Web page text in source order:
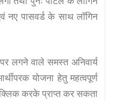
पासवर्ड के साथ लॉगिन
लगने वाले समस्त अनिवार्य
योजना हेतु महत्वपूर्ण
क्लिक करके प्राप्त कर सकता